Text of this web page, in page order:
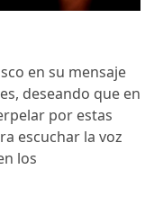
en su mensaje
deseando que en
por estas
escuchar la voz
los